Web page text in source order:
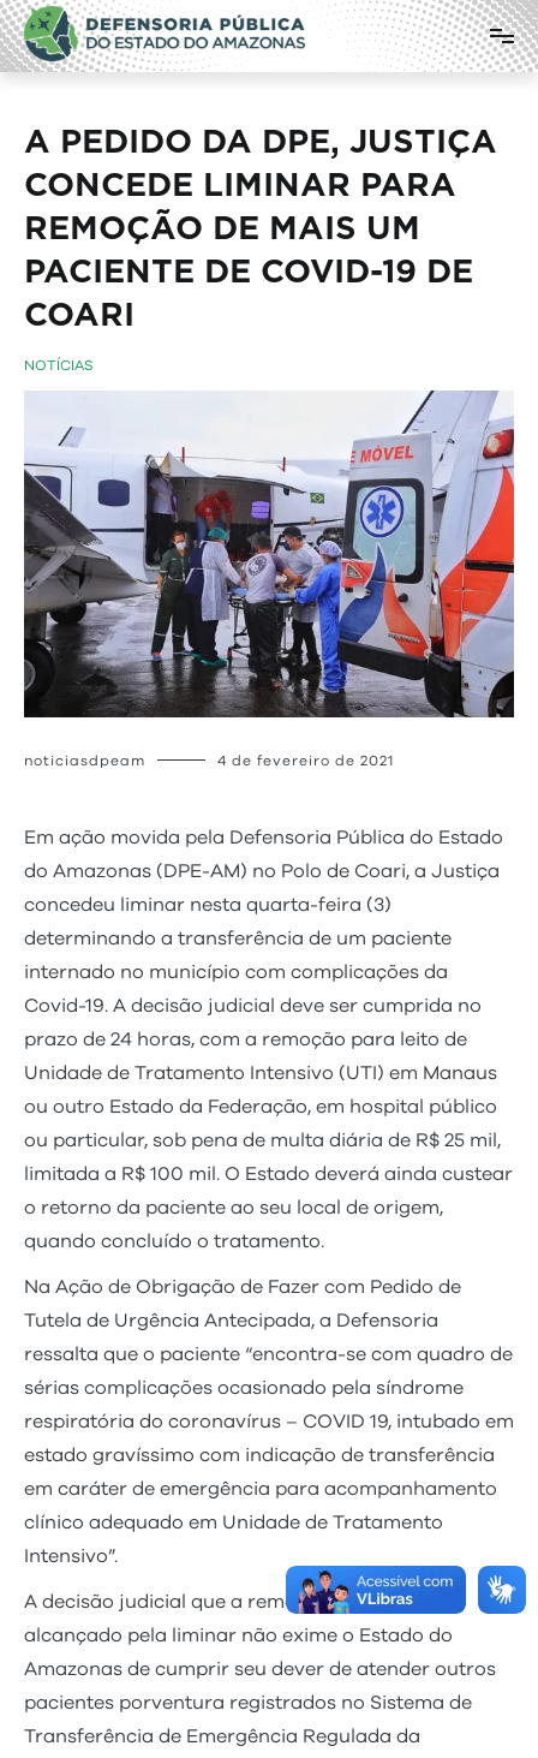
Pular
para
o
conteúdo
Defensoria Pública do Estado do
Amazonas
A PEDIDO DA DPE, JUSTIÇA
CONCEDE LIMINAR PARA
REMOÇÃO DE MAIS UM
PACIENTE DE COVID-19 DE
COARI
NOTÍCIAS
noticiasdpeam 4 de fevereiro de 2021
Em ação movida pela Defensoria Pública do Estado
do Amazonas (DPE-AM) no Polo de Coari, a Justiça
concedeu liminar nesta quarta-feira (3)
determinando a transferência de um paciente
internado no município com complicações da
Covid-19. A decisão judicial deve ser cumprida no
prazo de 24 horas, com a remoção para leito de
Unidade de Tratamento Intensivo (UTI) em Manaus
ou outro Estado da Federação, em hospital público
ou particular, sob pena de multa diária de R$ 25 mil,
limitada a R$ 100 mil. O Estado deverá ainda custear
o retorno da paciente ao seu local de origem,
quando concluído o tratamento.
Na Ação de Obrigação de Fazer com Pedido de
Tutela de Urgência Antecipada, a Defensoria
ressalta que o paciente “encontra-se com quadro de
sérias complicações ocasionado pela síndrome
respiratória do coronavírus – COVID 19, intubado em
estado gravíssimo com indicação de transferência
em caráter de emergência para acompanhamento
clínico adequado em Unidade de Tratamento
Intensivo”.
A decisão judicial que a remoção do paciente
alcançado pela liminar não exime o Estado do
Amazonas de cumprir seu dever de atender outros
pacientes porventura registrados no Sistema de
Transferência de Emergência Regulada da